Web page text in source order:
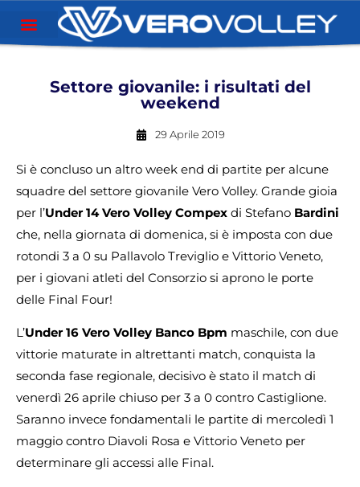
Settore giovanile: i risultati del
weekend
29 Aprile 2019
Si è concluso un altro week end di partite per alcune
squadre del settore giovanile Vero Volley. Grande gioia
per l’Under 14 Vero Volley Compex di Stefano Bardini
che, nella giornata di domenica, si è imposta con due
rotondi 3 a 0 su Pallavolo Treviglio e Vittorio Veneto,
per i giovani atleti del Consorzio si aprono le porte
delle Final Four!
L’Under 16 Vero Volley Banco Bpm maschile, con due
vittorie maturate in altrettanti match, conquista la
seconda fase regionale, decisivo è stato il match di
venerdì 26 aprile chiuso per 3 a 0 contro Castiglione.
Saranno invece fondamentali le partite di mercoledì 1
maggio contro Diavoli Rosa e Vittorio Veneto per
determinare gli accessi alle Final.